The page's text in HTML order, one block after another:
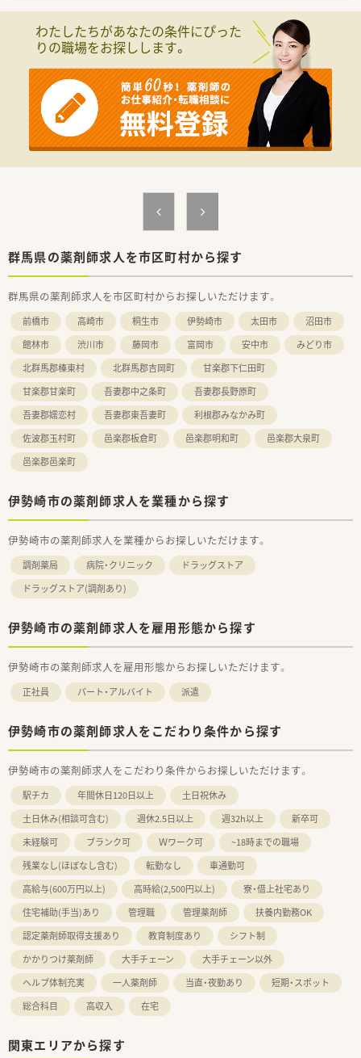
■社員購買割引き制度もあり、品ぞろえが多いと評判のドラッグ
ストアで大変嬉しい福利厚生です♪
■ダイバーシティーを推進し、性別に関わらず幅広い方が長く活
躍できる環境を整えています
■落ち着いた環境で、ペースを守ってお仕事に取組める環境で
す。
■面受けの店舗が多く、科目も単科に偏らずバランスの良い業務
内容です。
■スキル維持にもぴったりのドラッグストアです。
わたしたちがあなたの条件にぴった
りの職場をお探しします。
群馬県の薬剤師求人を市区町村から探す
群馬県の薬剤師求人を市区町村からお探しいただけます。
前橋市 高崎市 桐生市 伊勢崎市 太田市
沼田市
館林市
渋川市 藤岡市 富岡市 安中市
みどり市
北群馬郡榛東村
北群馬郡吉岡町
甘楽郡下仁田町
甘楽郡甘楽町
吾妻郡中之条町
吾妻郡長野原町
吾妻郡嬬恋村
吾妻郡東吾妻町
利根郡みなかみ町
佐波郡玉村町
邑楽郡板倉町 邑楽郡明和町
邑楽郡大泉町
邑楽郡邑楽町
伊勢崎市の薬剤師求人を業種から探す
伊勢崎市の薬剤師求人を業種からお探しいただけます。
調剤薬局 病院・クリニック
ドラッグストア
ドラッグストア(調剤あり)
伊勢崎市の薬剤師求人を雇用形態から探す
伊勢崎市の薬剤師求人を雇用形態からお探しいただけます。
正社員 パート・アルバイト 派遣
伊勢崎市の薬剤師求人をこだわり条件から探す
伊勢崎市の薬剤師求人をこだわり条件からお探しいただけます。
駅チカ 年間休日120日以上
土日祝休み
土日休み(相談可含む)
週休2.5日以上 週32h以上
新卒可
未経験可
ブランク可 Ｗワーク可
~18時までの職場
残業なし(ほぼなし含む)
転勤なし
車通勤可
高給与(600万円以上)
高時給(2,500円以上)
寮・借上社宅あり
住宅補助(手当)あり
管理職 管理薬剤師
扶養内勤務OK
認定薬剤師取得支援あり
教育制度あり
シフト制
かかりつけ薬剤師
大手チェーン
大手チェーン以外
ヘルプ体制充実
一人薬剤師 当直・夜勤あり
短期・スポット
総合科目
高収入 在宅
関東エリアから探す